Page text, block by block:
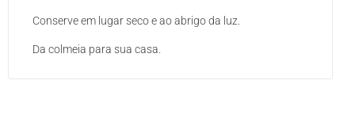
Conserve em lugar seco e ao abrigo da luz.
Da colmeia para sua casa.